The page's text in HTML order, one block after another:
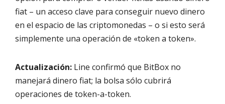
fiat – un acceso clave para conseguir nuevo dinero
en el espacio de las criptomonedas – o si esto será
simplemente una operación de «token a token».
Actualización: Line confirmó que BitBox no
manejará dinero fiat; la bolsa sólo cubrirá
operaciones de token-a-token.